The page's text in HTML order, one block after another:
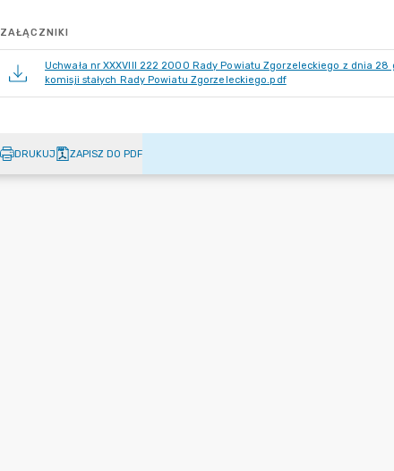
ZAŁĄCZNIKI
Uchwała nr XXXVIII 222 2000 Rady Powiatu Zgorzeleckiego z dnia
komisji stałych Rady Powiatu Zgorzeleckiego.pdf
DRUKUJ ZAPISZ DO PDF